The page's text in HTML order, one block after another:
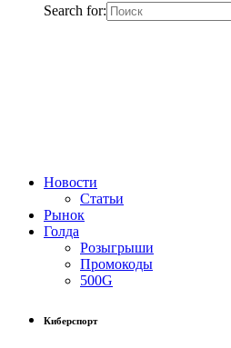
Search for:
Новости
Статьи
Рынок
Голда
Розыгрыши
Промокоды
500G
Киберспорт